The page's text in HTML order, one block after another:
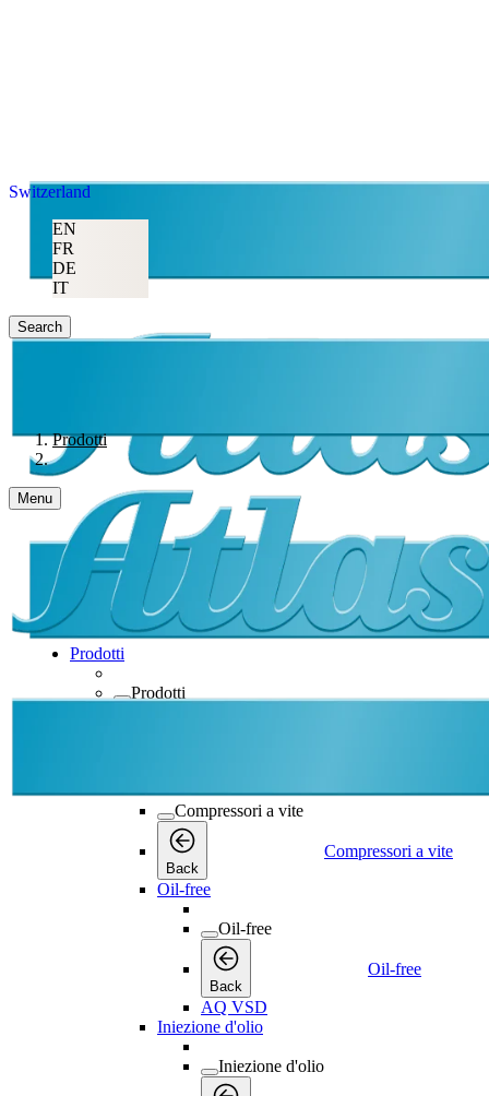
Switzerland
EN
FR
DE
IT
Search
Prodotti
Menu
Prodotti
Prodotti
Compressori a vite
Back
Compressori a vite
Oil-free
Oil-free
Back
Oil-free
AQ VSD
Iniezione d'olio
Iniezione d'olio